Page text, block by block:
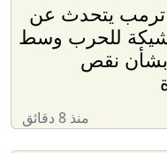
ترمب يتحدث عن
للحرب وسط
بشأن نقص
منذ 8 دقائق